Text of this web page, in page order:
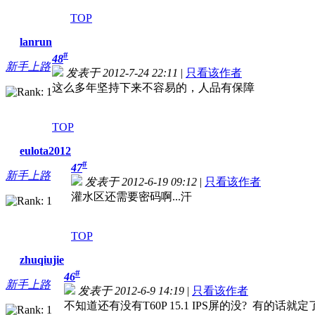
TOP
lanrun
新手上路
48#
发表于 2012-7-24 22:11 | 只看该作者
这么多年坚持下来不容易的，人品有保障
TOP
eulota2012
新手上路
47#
发表于 2012-6-19 09:12 | 只看该作者
灌水区还需要密码啊...汗
TOP
zhuqiujie
新手上路
46#
发表于 2012-6-9 14:19 | 只看该作者
不知道还有没有T60P 15.1 IPS屏的没? 有的话就定